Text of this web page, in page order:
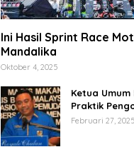
Ini Hasil Sprint Race
Mandalika
Oktober 4, 2025
Ketua Umum
Praktik
Cederai
Februari 27, 2025